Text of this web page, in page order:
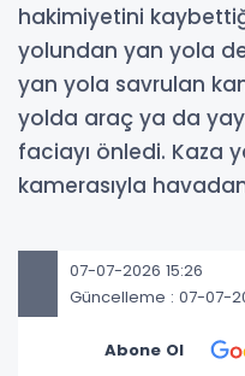
hakimiyetini
yolundan yan yola
yan yola savrulan
yolda araç ya da
faciayı önledi. Kaza
kamerasıyla
07-07-2026 15:26
Güncelleme : 07-07-
Abone Ol